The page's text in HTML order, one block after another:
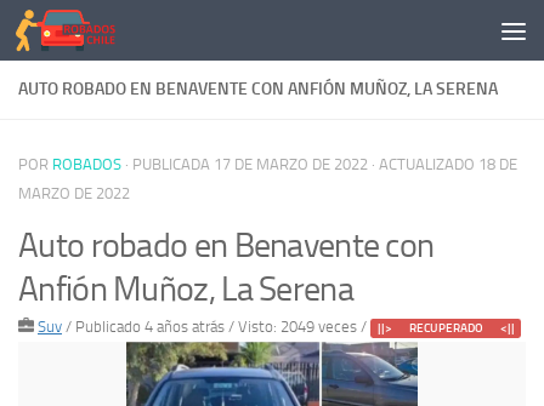
Saltar al contenido
AUTO ROBADO EN BENAVENTE CON ANFIÓN MUÑOZ, LA SERENA
POR ROBADOS · PUBLICADA 17 DE MARZO DE 2022 · ACTUALIZADO 18 DE
MARZO DE 2022
Auto robado en Benavente con
Anfión Muñoz, La Serena
Suv / Publicado 4 años atrás / Visto: 2049 veces / ||> RECUPERADO <||